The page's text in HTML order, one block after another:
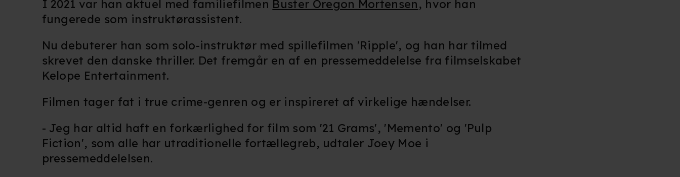
I 2021 var han aktuel med familiefilmen Buster Oregon Mortensen, hvor han
fungerede som instruktørassistent.
Nu debuterer han som solo-instruktør med spillefilmen 'Ripple', og han har tilmed
skrevet den danske thriller. Det fremgår en af en pressemeddelelse fra filmselskabet
Kelope Entertainment.
Filmen tager fat i true crime-genren og er inspireret af virkelige hændelser.
- Jeg har altid haft en forkærlighed for film som '21 Grams', 'Memento' og 'Pulp
Fiction', som alle har utraditionelle fortællegreb, udtaler Joey Moe i
pressemeddelelsen.